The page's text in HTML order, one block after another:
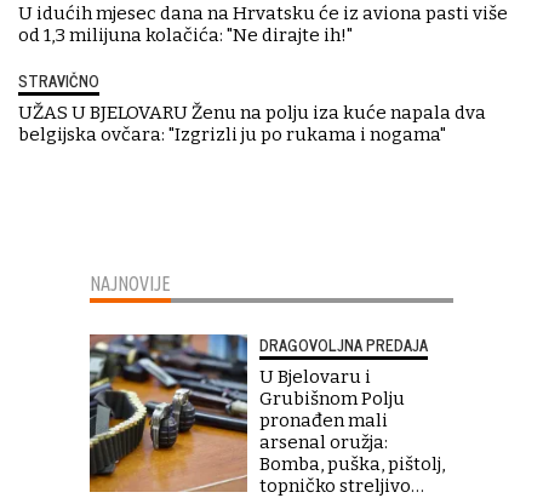
U idućih mjesec dana na Hrvatsku će iz aviona pasti više
od 1,3 milijuna kolačića: "Ne dirajte ih!"
STRAVIČNO
UŽAS U BJELOVARU Ženu na polju iza kuće napala dva
belgijska ovčara: "Izgrizli ju po rukama i nogama"
NAJNOVIJE
DRAGOVOLJNA PREDAJA
U Bjelovaru i
Grubišnom Polju
pronađen mali
arsenal oružja:
Bomba, puška, pištolj,
topničko streljivo…